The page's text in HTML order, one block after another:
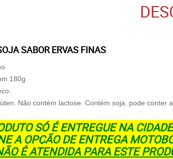
SABOR ERVAS FINAS
180g.
Não contém lactose. Contém soja, pode conter
SÓ É ENTREGUE NA
A OPÇÃO DE ENTREGA
É ATENDIDA PARA ESTE